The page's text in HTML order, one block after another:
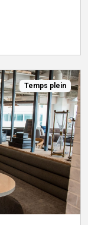
Temps plein